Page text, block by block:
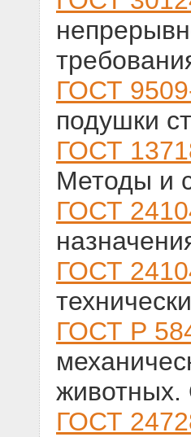
ГОСТ
подушки
ГОСТ
Методы и
ГОСТ
ГОСТ
ГОСТ Р
ГОСТ